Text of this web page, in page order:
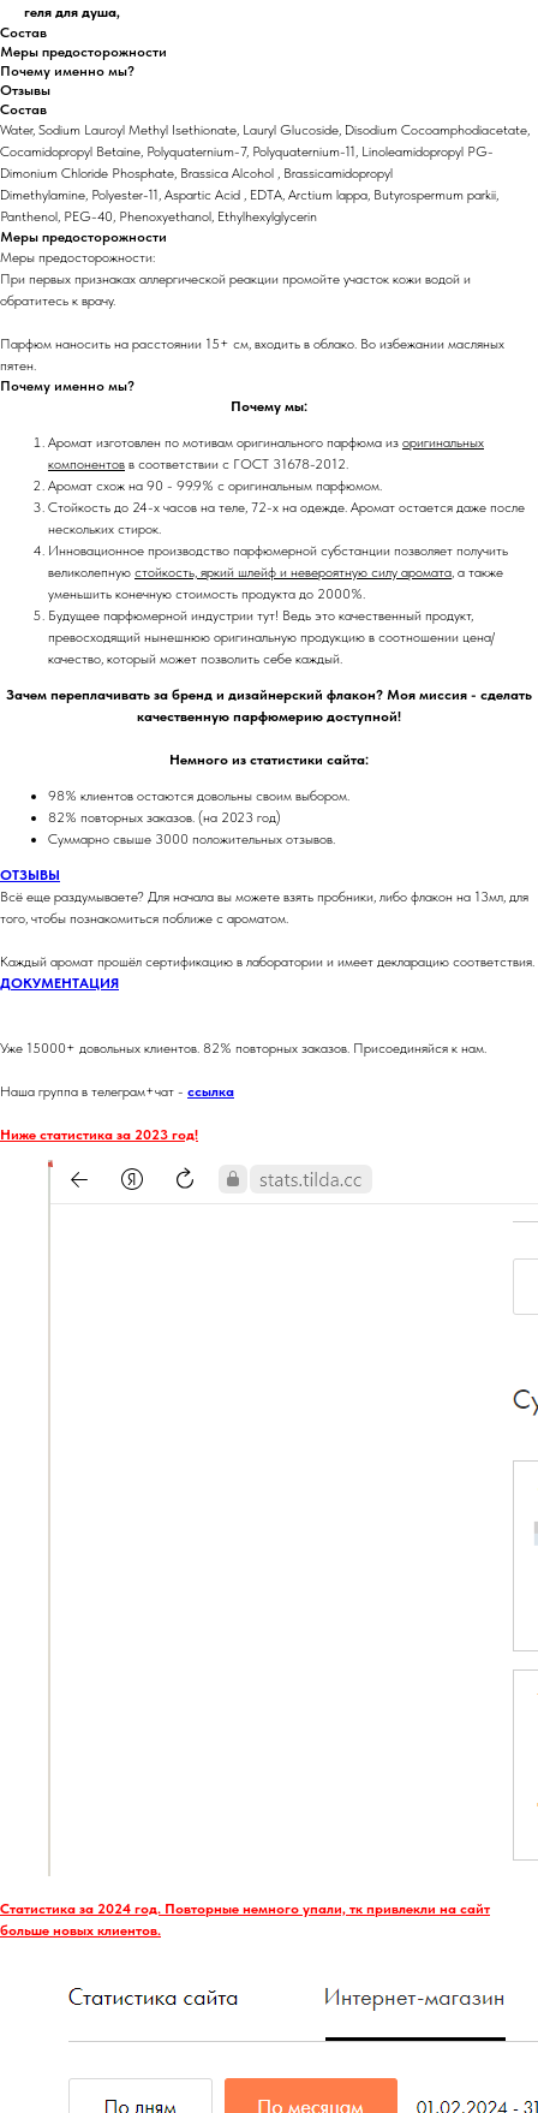
геля для душа,
Состав
Меры предосторожности
Почему именно мы?
Отзывы
Состав
Water, Sodium Lauroyl Methyl Isethionate, Lauryl Glucoside, Disodium Cocoamphodiacetate,
Cocamidopropyl Betaine, Polyquaternium-7, Polyquaternium-11, Linoleamidopropyl PG-
Dimonium Chloride Phosphate, Brassica Alcohol , Brassicamidopropyl
Dimethylamine, Polyester-11, Aspartic Acid , EDTA, Arctium lappa, Butyrospermum parkii,
Panthenol, PEG-40, Phenoxyethanol, Ethylhexylglycerin
Меры предосторожности
Меры предосторожности:
При первых признаках аллергической реакции промойте участок кожи водой и
обратитесь к врачу.
Парфюм наносить на расстоянии 15+ см, входить в облако. Во избежании масляных
пятен.
Почему именно мы?
Почему мы:
Аромат изготовлен по мотивам оригинального парфюма из оригинальных
компонентов в соответствии с ГОСТ 31678-2012.
Аромат схож на 90 - 99.9% с оригинальным парфюмом.
Стойкость до 24-х часов на теле, 72-х на одежде. Аромат остается даже после
нескольких стирок.
Инновационное производство парфюмерной субстанции позволяет получить
великолепную стойкость, яркий шлейф и невероятную силу аромата, а также
уменьшить конечную стоимость продукта до 2000%.
Будущее парфюмерной индустрии тут! Ведь это качественный продукт,
превосходящий нынешнюю оригинальную продукцию в соотношении цена/
качество, который может позволить себе каждый.
Зачем переплачивать за бренд и дизайнерский флакон? Моя миссия - сделать
качественную парфюмерию доступной!
Немного из статистики сайта:
98% клиентов остаются довольны своим выбором.
82% повторных заказов. (на 2023 год)
Суммарно свыше 3000 положительных отзывов.
ОТЗЫВЫ
Всё еще раздумываете? Для начала вы можете взять пробники, либо флакон на 13мл, для
того, чтобы познакомиться поближе с ароматом.
Каждый аромат прошёл сертификацию в лаборатории и имеет декларацию соответствия.
ДОКУМЕНТАЦИЯ
Уже 15000+ довольных клиентов. 82% повторных заказов. Присоединяйся к нам.
Наша группа в телеграм+чат - ссылка
Ниже статистика за 2023 год!
Статистика за 2024 год. Повторные немного упали, тк привлекли на сайт
больше новых клиентов.